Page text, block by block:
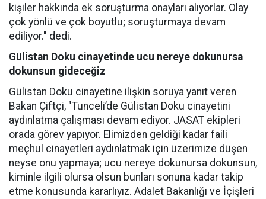
kişiler hakkında ek soruşturma onayları alıyorlar. Olay
çok yönlü ve çok boyutlu; soruşturmaya devam
ediliyor." dedi.
Gülistan Doku cinayetinde ucu nereye dokunursa
dokunsun gideceğiz
Gülistan Doku cinayetine ilişkin soruya yanıt veren
Bakan Çiftçi, "Tunceli’de Gülistan Doku cinayetini
aydınlatma çalışması devam ediyor. JASAT ekipleri
orada görev yapıyor. Elimizden geldiği kadar faili
meçhul cinayetleri aydınlatmak için üzerimize düşen
neyse onu yapmaya; ucu nereye dokunursa dokunsun,
kiminle ilgili olursa olsun bunları sonuna kadar takip
etme konusunda kararlıyız. Adalet Bakanlığı ve İçişleri